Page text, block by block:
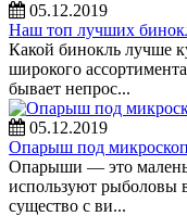
05.12.2019
Наш топ лучших
Какой бинокль лучше
широкого
бывает непрос...
05.12.2019
Опарыш под
Опарыши — это
используют рыболовы
существо с ви...